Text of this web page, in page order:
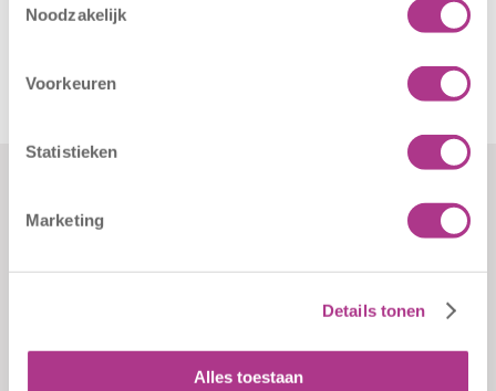
Noodzakelijk
Voorkeuren
Statistieken
Marketing
Details tonen
Alles toestaan
Formulieren
Sliedrechtstraat 62-66
3086 JN Rotterdam
info@kiddoozz.nl